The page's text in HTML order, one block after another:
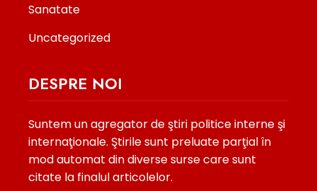
Sanatate
Uncategorized
DESPRE NOI
Suntem un agregator de ştiri politice interne şi
internaţionale. Ştirile sunt preluate parţial în
mod automat din diverse surse care sunt
citate la finalul articolelor.